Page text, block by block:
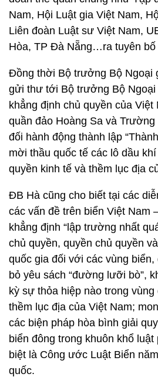
Nam, Hội Luật gia Việt Nam,
Liên đoàn Luật sư Việt Nam,
Hòa, TP Đà Nẵng…ra tuyên bố
Đồng thời Bộ trưởng Bộ Ngoại
gửi thư tới Bộ trưởng Bộ Ngoại
khẳng định chủ quyền của Việt
quần đảo Hoàng Sa và
đối hành động thành lập
mời thầu quốc tế các lô dầu
quyền kinh tế và thềm lục địa
ĐB Hà cũng cho biết tại các
các vấn đề trên biển Việt Nam
khẳng định “lập trường nhất
chủ quyền, quyền chủ quyền
quốc gia đối với các vùng
bỏ yêu sách “đường lưỡi bò”,
kỳ sự thỏa hiệp nào trong
thềm lục địa của Việt Nam;
các biện pháp hòa bình giải
biển đông trong khuôn khổ
biệt là Công ước Luật Biển
quốc.